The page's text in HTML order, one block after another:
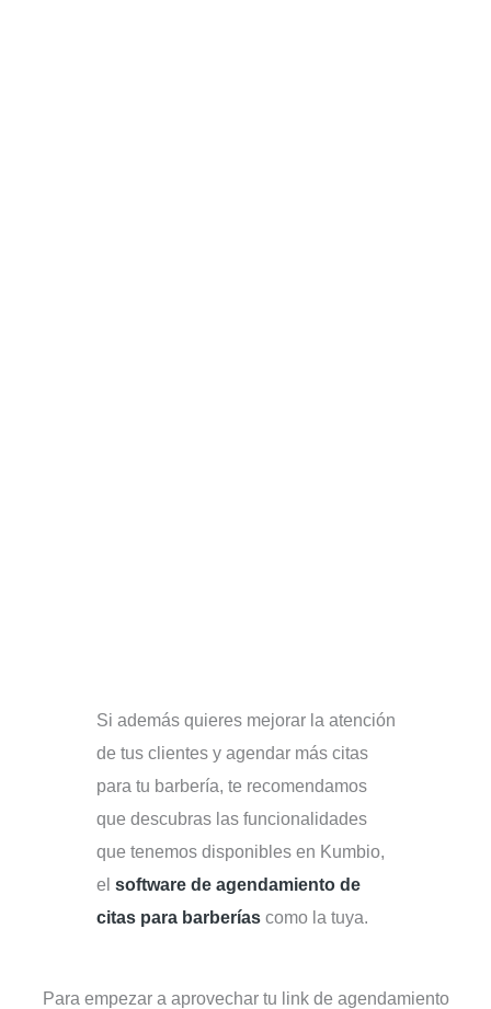
Si además quieres mejorar la atención
de tus clientes y agendar más citas
para tu barbería, te recomendamos
que descubras las funcionalidades
que tenemos disponibles en Kumbio,
el software de agendamiento de
citas para barberíascomo la tuya.
Para empezar a aprovechar tu link de agendamiento